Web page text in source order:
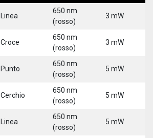
Linea
650 nm
(rosso)
3 mW
Croce
650 nm
(rosso)
3 mW
Punto
650 nm
(rosso)
5 mW
Cerchio
650 nm
(rosso)
5 mW
Linea
650 nm
(rosso)
5 mW